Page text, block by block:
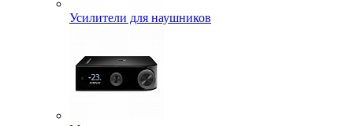
Усилители для наушников